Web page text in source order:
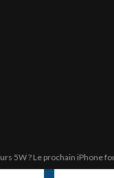
5W ? Le prochain iPhone